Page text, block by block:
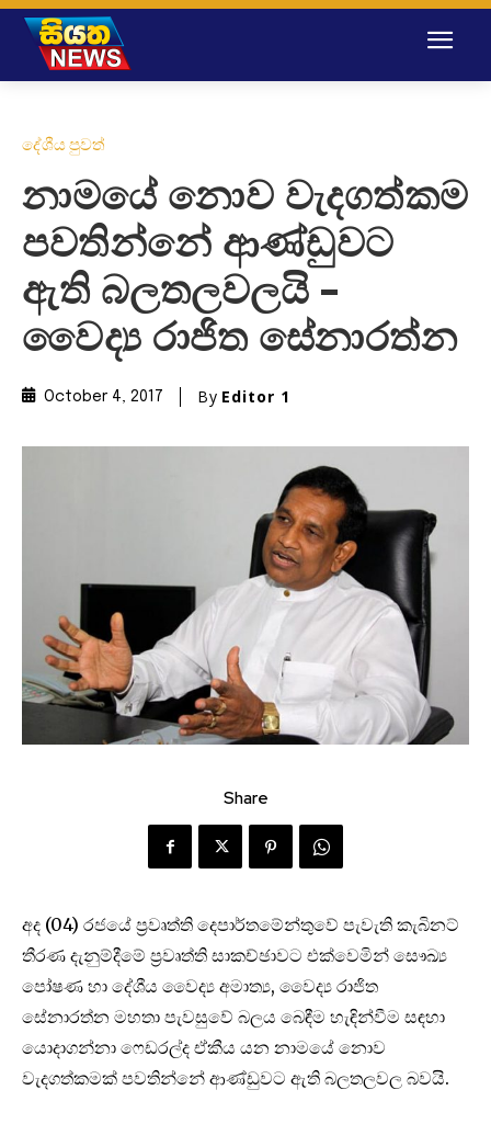
දේශීය පුවත්
නාමයේ නොව වැදගත්කම
පවතින්නේ ආණ්ඩුවට
ඇති බලතලවලයි –
වෛද්‍ය රාජිත සේනාරත්න
October 4, 2017 By Editor 1
Share
අද (04) රජයේ ප්‍රවෘත්ති දෙපාර්තමේන්තුවේ පැවැති කැබිනට්
තීරණ දැනුම්දීමේ ප්‍රවෘත්ති සාකච්ඡාවට එක්වෙමින් සෞඛ්‍ය
පෝෂණ හා දේශීය වෛද්‍ය අමාත්‍ය, වෛද්‍ය රාජිත
සේනාරත්න මහතා පැවසුවේ බලය බෙඳීම හැඳින්වීම සඳහා
යොදාගන්නා ෆෙඩරල්ද ඒකීය යන නාමයේ නොව
වැදගත්කමක් පවතින්නේ ආණ්ඩුවට ඇති බලතලවල බවයි.